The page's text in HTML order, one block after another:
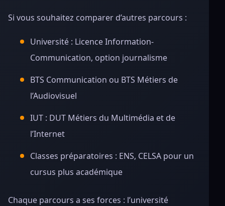
Si vous souhaitez comparer d’autres parcours :
Université : Licence Information-
Communication, option journalisme
BTS Communication ou BTS Métiers de
l’Audiovisuel
IUT : DUT Métiers du Multimédia et de
l’Internet
Classes préparatoires : ENS, CELSA pour un
cursus plus académique
Chaque parcours a ses forces : l’université